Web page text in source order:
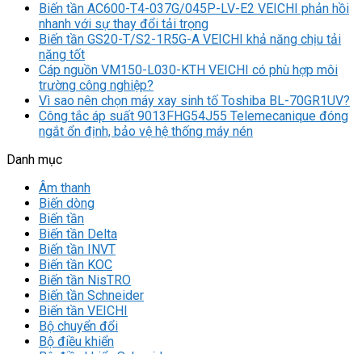
Biến tần AC600-T4-037G/045P-LV-E2 VEICHI phản hồi
nhanh với sự thay đổi tải trọng
Biến tần GS20-T/S2-1R5G-A VEICHI khả năng chịu tải
nặng tốt
Cáp nguồn VM150-L030-KTH VEICHI có phù hợp môi
trường công nghiệp?
Vì sao nên chọn máy xay sinh tố Toshiba BL-70GR1UV?
Công tắc áp suất 9013FHG54J55 Telemecanique đóng
ngắt ổn định, bảo vệ hệ thống máy nén
Danh mục
Âm thanh
Biến dòng
Biến tần
Biến tần Delta
Biến tần INVT
Biến tần KOC
Biến tần NisTRO
Biến tần Schneider
Biến tần VEICHI
Bộ chuyển đổi
Bộ điều khiển